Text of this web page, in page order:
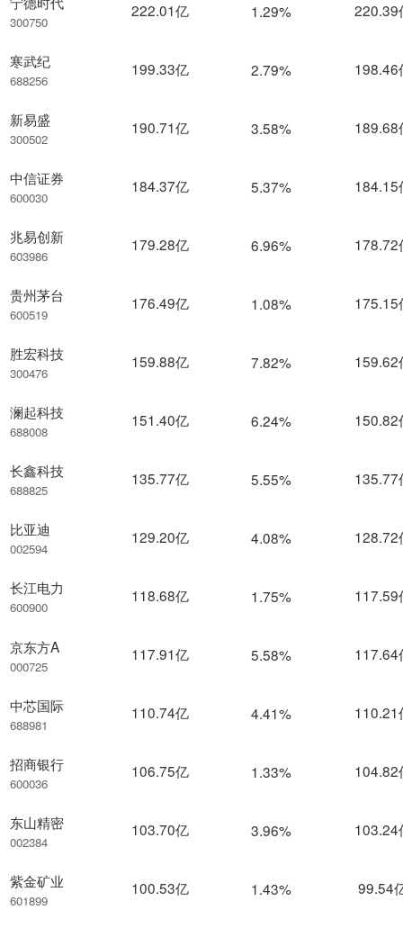
300750
寒武纪
688256
新易盛
300502
中信证券
600030
兆易创新
603986
贵州茅台
600519
胜宏科技
300476
澜起科技
688008
长鑫科技
688825
比亚迪
002594
长江电力
600900
京东方A
000725
中芯国际
688981
招商银行
600036
东山精密
002384
紫金矿业
601899
222.01亿 1.29% 220.39
199.33亿 2.79% 198.46
190.71亿 3.58% 189.68
184.37亿 5.37% 184.15
179.28亿 6.96% 178.72
176.49亿 1.08% 175.15
159.88亿 7.82% 159.62
151.40亿 6.24% 150.82
135.77亿 5.55% 135.77
129.20亿 4.08% 128.72
118.68亿 1.75% 117.59
117.91亿 5.58% 117.64
110.74亿 4.41% 110.21
106.75亿 1.33% 104.82
103.70亿 3.96% 103.24
100.53亿 1.43% 99.54